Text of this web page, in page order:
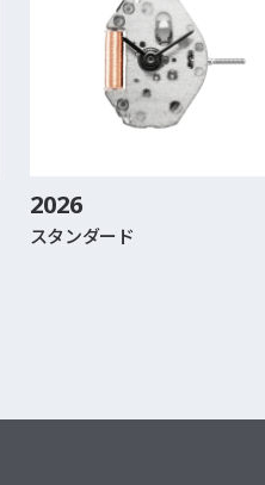
2026
スタンダード